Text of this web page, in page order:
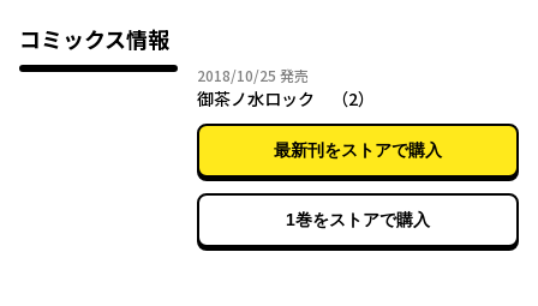
コミックス情報
2018/10/25 2018年10月25日
発売
御茶ノ水ロック （2）
最新刊をストアで購入
1巻をストアで購入